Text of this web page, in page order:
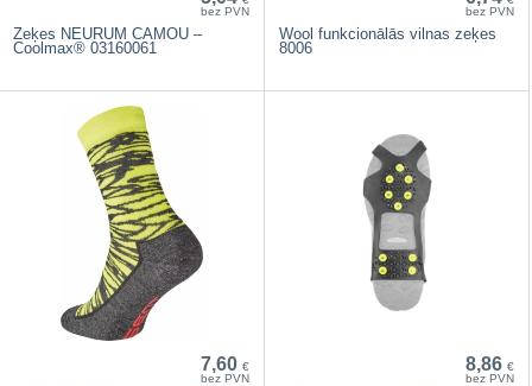
bez PVN
Zeķes NEURUM CAMOU –
Coolmax® 03160061
bez PVN
Wool funkcionālās vilnas zeķes
8006
7,60 €
bez PVN
8,86 €
bez PVN